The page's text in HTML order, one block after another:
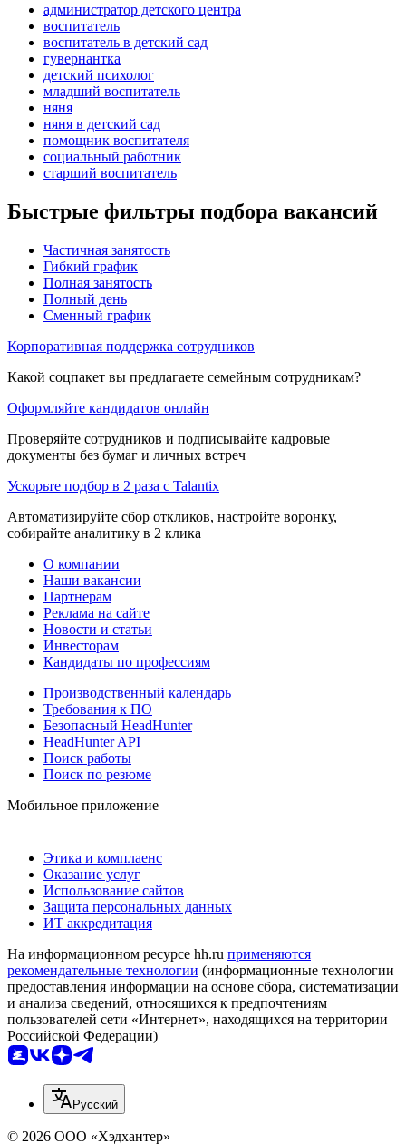
администратор детского центра
воспитатель
воспитатель в детский сад
гувернантка
детский психолог
младший воспитатель
няня
няня в детский сад
помощник воспитателя
социальный работник
старший воспитатель
Быстрые фильтры подбора вакансий
Частичная занятость
Гибкий график
Полная занятость
Полный день
Сменный график
Корпоративная поддержка сотрудников
Какой соцпакет вы предлагаете семейным сотрудникам?
Оформляйте кандидатов онлайн
Проверяйте сотрудников и подписывайте кадровые
документы без бумаг и личных встреч
Ускорьте подбор в 2 раза с Talantix
Автоматизируйте сбор откликов, настройте воронку,
собирайте аналитику в 2 клика
О компании
Наши вакансии
Партнерам
Реклама на сайте
Новости и статьи
Инвесторам
Кандидаты по профессиям
Производственный календарь
Требования к ПО
Безопасный HeadHunter
HeadHunter API
Поиск работы
Поиск по резюме
Мобильное приложение
Этика и комплаенс
Оказание услуг
Использование сайтов
Защита персональных данных
ИТ аккредитация
На информационном ресурсе hh.ru применяются
рекомендательные технологии (информационные технологии
предоставления информации на основе сбора, систематизации
и анализа сведений, относящихся к предпочтениям
пользователей сети «Интернет», находящихся на территории
Российской Федерации)
Русский
© 2026 ООО «Хэдхантер»